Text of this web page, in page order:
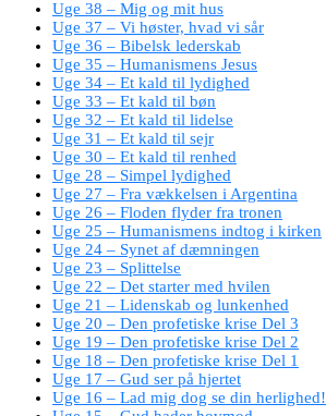
Uge 38 – Mig og mit hus
Uge 37 – Vi høster, hvad vi sår
Uge 36 – Bibelsk lederskab
Uge 35 – Humanismens Jesus
Uge 34 – Et kald til lydighed
Uge 33 – Et kald til bøn
Uge 32 – Et kald til lidelse
Uge 31 – Et kald til sejr
Uge 30 – Et kald til renhed
Uge 28 – Simpel lydighed
Uge 27 – Fra vækkelsen i Argentina
Uge 26 – Floden flyder fra tronen
Uge 25 – Humanismens indtog i kirken
Uge 24 – Synet af dæmningen
Uge 23 – Splittelse
Uge 22 – Det starter med hvilen
Uge 21 – Lidenskab og lunkenhed
Uge 20 – Den profetiske krise Del 3
Uge 19 – Den profetiske krise Del 2
Uge 18 – Den profetiske krise Del 1
Uge 17 – Gud ser på hjertet
Uge 16 – Lad mig dog se din herlighed!